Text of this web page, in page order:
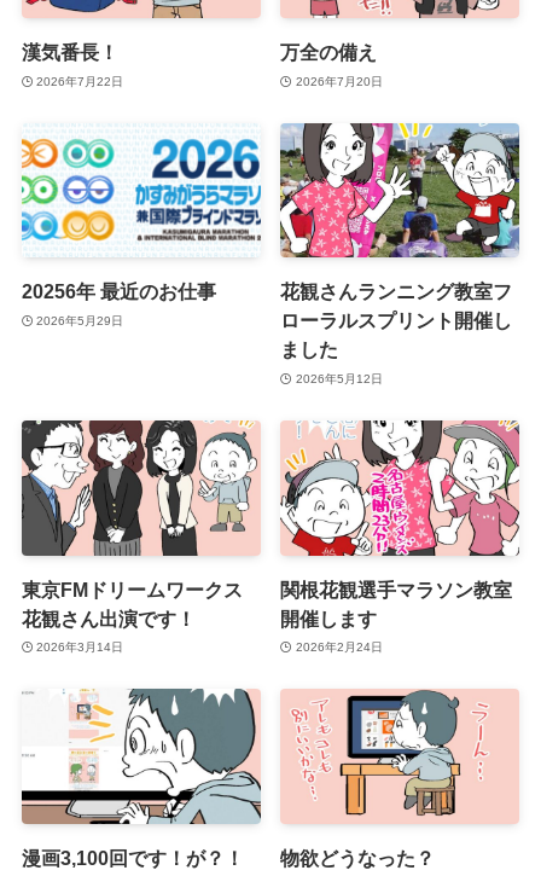
漢気番長！
2026年7月22日
万全の備え
2026年7月20日
20256年 最近のお仕事
2026年5月29日
花観さんランニング教室フ
ローラルスプリント開催し
ました
2026年5月12日
東京FMドリームワークス
花観さん出演です！
2026年3月14日
関根花観選手マラソン教室
開催します
2026年2月24日
漫画3,100回です！が？！ 物欲どうなった？